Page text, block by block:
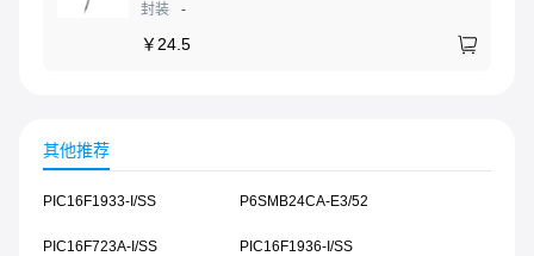
封装
-
￥ 24.5
其他推荐
PIC16F1933-I/SS P6SMB24CA-E3/52
PIC16F723A-I/SS PIC16F1936-I/SS